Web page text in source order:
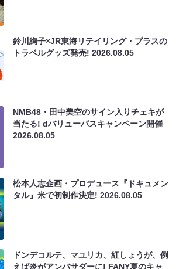
鈴川絢子×JR東海リテイリング・プラスの
トラベルグッズ発売!2026.08.05
NMB48・田中美空のサイン入りチェキが
当たる! dバリューパスキャンペーン開催
2026.08.05
松本人志企画・プロデュース『ドキュメン
タル』米で初制作決定!2026.08.05
ドンデコルテ、マユリカ、紅しょうが、例
えば炎がアンバサダーに! FANY夏のキャ